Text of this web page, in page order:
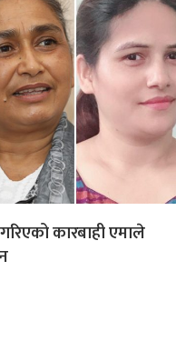
कारबाही एमाले